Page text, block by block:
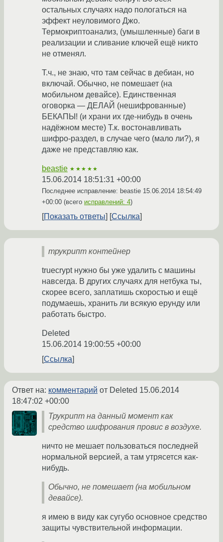
остальных случаях надо пологаться на
эффект неуловимого Джо.
Термокриптоанализ, (умышленные) баги в
реализации и сливание ключей ещё никто
не отменял.
Т.ч., не знаю, что там сейчас в дебиан, но
включай. Обычно, не помешает (на
мобильном девайсе). Единственная
оговорка — ДЕЛАЙ (нешифрованные)
БЕКАПЫ! (и храни их где-нибудь в очень
надёжном месте) Т.к. востонавливать
шифро-раздел, в случае чего (мало ли?), я
даже не представляю как.
beastie ★★★★★
15.06.2014 18:51:31 +00:00
Последнее исправление: beastie 15.06.2014 18:54:49
+00:00 (всего исправлений: 4)
Показать ответы Ссылка
трукрипт контейнер
truecrypt нужно бы уже удалить с машины
навсегда. В других случаях для нетбука ты,
скорее всего, заплатишь скоростью и ещё
подумаешь, хранить ли всякую ерунду или
работать быстро.
Deleted
15.06.2014 19:00:55 +00:00
Ссылка
Ответ на: комментарий от Deleted 15.06.2014
18:47:02 +00:00
Трукрипт на данный момент как
средство шифрования провис в воздухе.
ничто не мешает пользоваться последней
нормальной версией, а там утрясется как-
нибудь.
Обычно, не помешает (на мобильном
девайсе).
я имею в виду как сугубо основное средство
защиты чувствительной информации.